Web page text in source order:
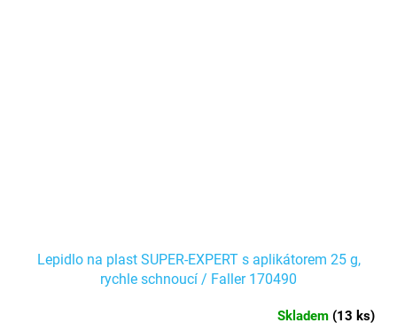
Lepidlo na plast SUPER-EXPERT s aplikátorem 25 g,
rychle schnoucí / Faller 170490
Skladem (13 ks)